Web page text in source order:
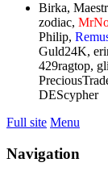
Birka,
zodiac,
Philip,
Guld24K,
429ragtop,
DEScypher
Full site Menu
Navigation